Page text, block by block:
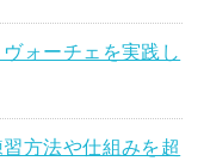
ォーチェを実践し
方法や仕組みを超